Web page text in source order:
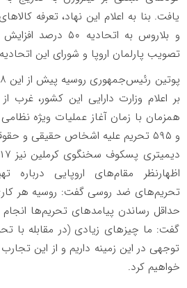
یافت. بنا به اعلام این نهاد، تعرفه
و بلاروس به
تصویب پارلمان اروپا و شورای این
و ۵۹۵ تحریم علیه اشخاص حقیقی و حقوقی روسیه اعمال کرده است.
اظهارنظر مقام‌های اروپایی
تحریم‌های ضد روسی گفت: روسیه هر
حداقل رساندن پیامدهای تحریم‌ها
گفت: ما چیزهای زیادی (در مقابله با
توجهی در این زمینه داریم و از این
خواهیم کرد.